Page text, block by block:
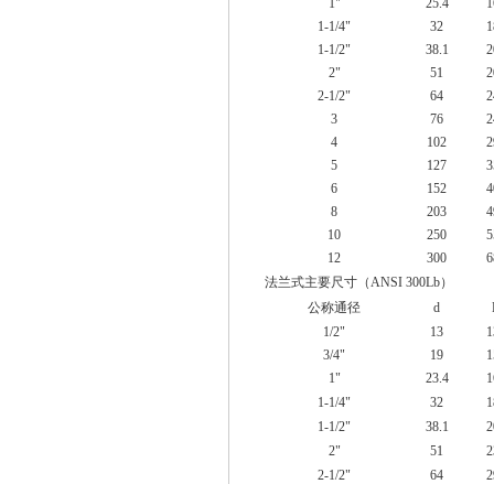
1" 25.4
1-1/4"
32
1-1/2"
38.1
2"
51
2-1/2"
64
3
76
4
102
5
127
6
152
8
203
10
250
12
300
法兰式主要尺寸（ANSI 300Lb）
公称通径
d
1/2"
13
3/4"
19
1"
23.4
1-1/4"
32
1-1/2"
38.1
2"
51
2-1/2"
64